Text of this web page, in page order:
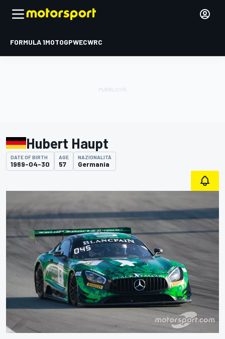
FORMULA 1MOTOGPWECWRC
Hubert Haupt
DATE OF BIRTH
1969-04-30
AGE
57
NAZIONALITÀ
Germania